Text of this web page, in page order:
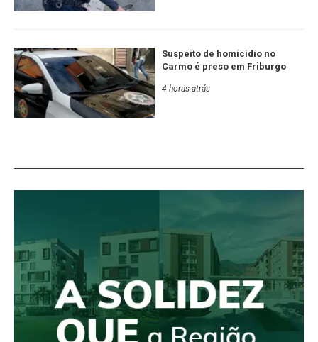
Suspeito de homicídio no
Carmo é preso em Friburgo
4 horas atrás